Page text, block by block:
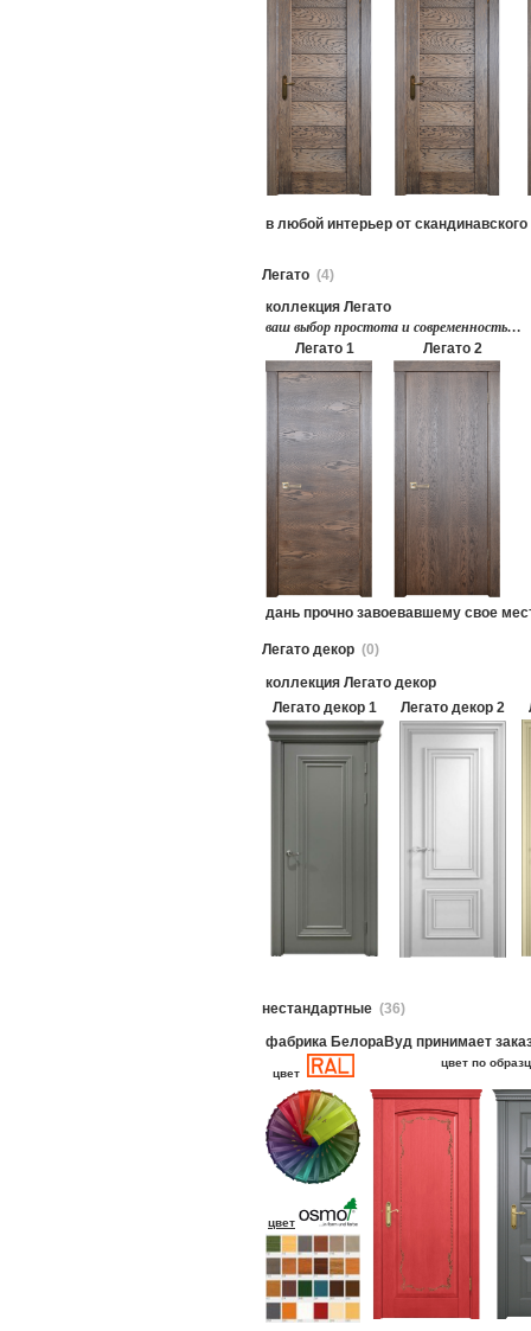
в любой интерьер от
Легато (4)
коллекция Легато
ваш выбор простота и современность…
Легато 1
Легато 2
дань прочно завоевавшему свое
Легато декор (0)
коллекция Легато декор
Легато декор 1
Легато декор 2
нестандартные (36)
фабрика БелораВуд принимает
цвет
цвет по
цвет